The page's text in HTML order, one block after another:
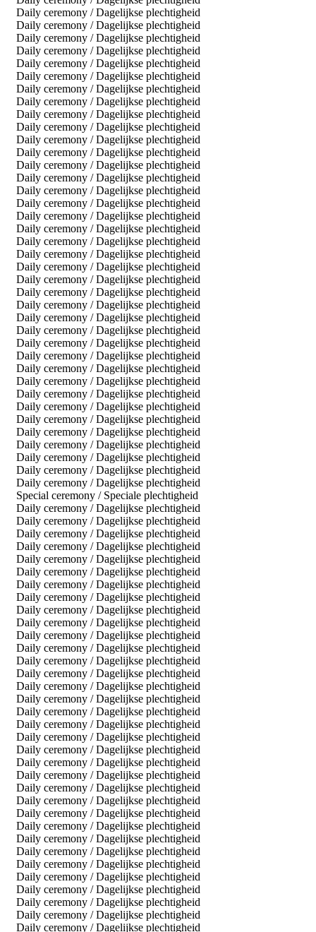
Daily ceremony / Dagelijkse plechtigheid
Daily ceremony / Dagelijkse plechtigheid
Daily ceremony / Dagelijkse plechtigheid
Daily ceremony / Dagelijkse plechtigheid
Daily ceremony / Dagelijkse plechtigheid
Daily ceremony / Dagelijkse plechtigheid
Daily ceremony / Dagelijkse plechtigheid
Daily ceremony / Dagelijkse plechtigheid
Daily ceremony / Dagelijkse plechtigheid
Daily ceremony / Dagelijkse plechtigheid
Daily ceremony / Dagelijkse plechtigheid
Daily ceremony / Dagelijkse plechtigheid
Daily ceremony / Dagelijkse plechtigheid
Daily ceremony / Dagelijkse plechtigheid
Daily ceremony / Dagelijkse plechtigheid
Daily ceremony / Dagelijkse plechtigheid
Daily ceremony / Dagelijkse plechtigheid
Daily ceremony / Dagelijkse plechtigheid
Daily ceremony / Dagelijkse plechtigheid
Daily ceremony / Dagelijkse plechtigheid
Daily ceremony / Dagelijkse plechtigheid
Daily ceremony / Dagelijkse plechtigheid
Daily ceremony / Dagelijkse plechtigheid
Daily ceremony / Dagelijkse plechtigheid
Daily ceremony / Dagelijkse plechtigheid
Daily ceremony / Dagelijkse plechtigheid
Daily ceremony / Dagelijkse plechtigheid
Daily ceremony / Dagelijkse plechtigheid
Daily ceremony / Dagelijkse plechtigheid
Daily ceremony / Dagelijkse plechtigheid
Daily ceremony / Dagelijkse plechtigheid
Daily ceremony / Dagelijkse plechtigheid
Daily ceremony / Dagelijkse plechtigheid
Daily ceremony / Dagelijkse plechtigheid
Daily ceremony / Dagelijkse plechtigheid
Daily ceremony / Dagelijkse plechtigheid
Daily ceremony / Dagelijkse plechtigheid
Daily ceremony / Dagelijkse plechtigheid
Special ceremony / Speciale plechtigheid
Daily ceremony / Dagelijkse plechtigheid
Daily ceremony / Dagelijkse plechtigheid
Daily ceremony / Dagelijkse plechtigheid
Daily ceremony / Dagelijkse plechtigheid
Daily ceremony / Dagelijkse plechtigheid
Daily ceremony / Dagelijkse plechtigheid
Daily ceremony / Dagelijkse plechtigheid
Daily ceremony / Dagelijkse plechtigheid
Daily ceremony / Dagelijkse plechtigheid
Daily ceremony / Dagelijkse plechtigheid
Daily ceremony / Dagelijkse plechtigheid
Daily ceremony / Dagelijkse plechtigheid
Daily ceremony / Dagelijkse plechtigheid
Daily ceremony / Dagelijkse plechtigheid
Daily ceremony / Dagelijkse plechtigheid
Daily ceremony / Dagelijkse plechtigheid
Daily ceremony / Dagelijkse plechtigheid
Daily ceremony / Dagelijkse plechtigheid
Daily ceremony / Dagelijkse plechtigheid
Daily ceremony / Dagelijkse plechtigheid
Daily ceremony / Dagelijkse plechtigheid
Daily ceremony / Dagelijkse plechtigheid
Daily ceremony / Dagelijkse plechtigheid
Daily ceremony / Dagelijkse plechtigheid
Daily ceremony / Dagelijkse plechtigheid
Daily ceremony / Dagelijkse plechtigheid
Daily ceremony / Dagelijkse plechtigheid
Daily ceremony / Dagelijkse plechtigheid
Daily ceremony / Dagelijkse plechtigheid
Daily ceremony / Dagelijkse plechtigheid
Daily ceremony / Dagelijkse plechtigheid
Daily ceremony / Dagelijkse plechtigheid
Daily ceremony / Dagelijkse plechtigheid
Daily ceremony / Dagelijkse plechtigheid